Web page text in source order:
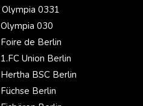
Olympia 0331
Olympia 030
Foire de Berlin
1.FC Union Berlin
Hertha BSC Berlin
Füchse Berlin